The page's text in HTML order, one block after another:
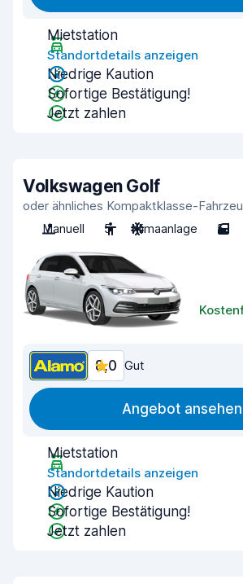
Mietstation
Standortdetails anzeigen
Niedrige Kaution
Sofortige Bestätigung!
Jetzt zahlen
Volkswagen Golf
oder ähnliches Kompaktklasse-
Manuell
5 Klimaanlage 5
8,0 Gut
Angebot ansehen
Mietstation
Standortdetails anzeigen
Niedrige Kaution
Sofortige Bestätigung!
Jetzt zahlen